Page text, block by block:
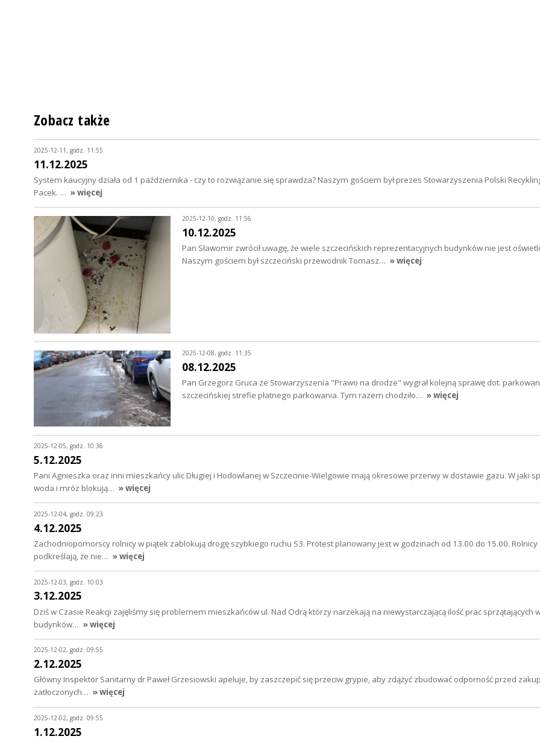
Zobacz także
2025-12-11, godz. 11:55
11.12.2025
System kaucyjny działa od 1 października - czy to rozwiązanie się sprawdza? Naszym gościem był prezes Stowarzyszenia Polski
Pacek. … » więcej
2025-12-10, godz. 11:56
10.12.2025
Pan Sławomir zwrócił uwagę, że wiele szczecińskich reprezentacyjnych budynków nie jest
Naszym gościem był szczeciński przewodnik Tomasz… » więcej
2025-12-08, godz. 11:35
08.12.2025
Pan Grzegorz Gruca ze Stowarzyszenia "Prawo na drodze" wygrał kolejną sprawę dot.
szczecińskiej strefie płatnego parkowania. Tym razem chodziło… » więcej
2025-12-05, godz. 10:36
5.12.2025
Pani Agnieszka oraz inni mieszkańcy ulic Długiej i Hodowlanej w Szczecinie-Wielgowie mają okresowe przerwy w dostawie gazu. W jaki
woda i mróz blokują… » więcej
2025-12-04, godz. 09:23
4.12.2025
Zachodniopomorscy rolnicy w piątek zablokują drogę szybkiego ruchu S3. Protest planowany jest w godzinach od 13.00 do 15.00. Rolnicy
podkreślają, że nie… » więcej
2025-12-03, godz. 10:03
3.12.2025
Dziś w Czasie Reakcji zajęliśmy się problemem mieszkańców ul. Nad Odrą którzy narzekają na niewystarczającą ilość prac sprzątających
budynków… » więcej
2025-12-02, godz. 09:55
2.12.2025
Główny Inspektor Sanitarny dr Paweł Grzesiowski apeluje, by zaszczepić się przeciw grypie, aby zdążyć zbudować odporność przed
zatłoczonych… » więcej
2025-12-02, godz. 09:55
1.12.2025